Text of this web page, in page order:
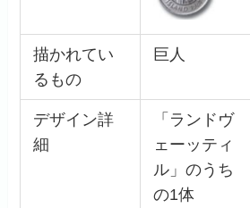
描かれてい
るもの
巨人
デザイン詳
細
「ランドヴ
ェーッティ
ル」のうち
の1体